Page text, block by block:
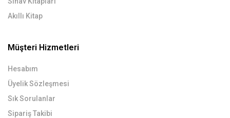
Akıllı Kitap
Müşteri Hizmetleri
Hesabım
Üyelik Sözleşmesi
Sık Sorulanlar
Sipariş Takibi